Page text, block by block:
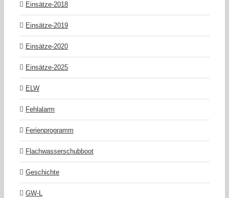
Einsätze-2018
Einsätze-2019
Einsätze-2020
Einsätze-2025
ELW
Fehlalarm
Ferienprogramm
Flachwasserschubboot
Geschichte
GW-L